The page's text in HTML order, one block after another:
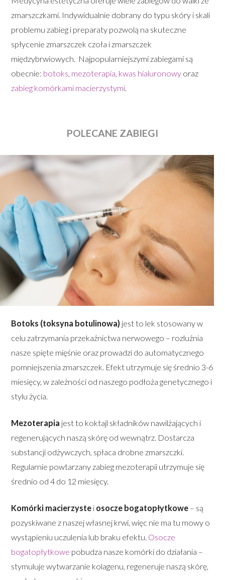
zmarszczkami. Indywidualnie dobrany do typu skóry i skali
problemu zabieg i preparaty pozwolą na skuteczne
spłycenie zmarszczek czoła i zmarszczek
międzybrwiowych. Najpopularniejszymi zabiegami są
obecnie: botoks, mezoterapia, kwas hialuronowyoraz
zabieg komórkami macierzystymi.
POLECANE ZABIEGI
Botoks (toksyna botulinowa) jest to lek stosowany w
celu zatrzymania przekaźnictwa nerwowego – rozluźnia
nasze spięte mięśnie oraz prowadzi do automatycznego
pomniejszenia zmarszczek. Efekt utrzymuje się średnio 3-6
miesięcy, w zależności od naszego podłoża genetycznego i
stylu życia.
Mezoterapia jest to koktajl składników nawilżających i
regenerujących naszą skórę od wewnątrz. Dostarcza
substancji odżywczych, spłaca drobne zmarszczki.
Regularnie powtarzany zabieg mezoterapii utrzymuje się
średnio od 4 do 12 miesięcy.
Komórki macierzyste i osocze bogatopłytkowe– są
pozyskiwane z naszej własnej krwi, więc nie ma tu mowy o
wystąpieniu uczulenia lub braku efektu. Osocze
bogatopłytkowe pobudza nasze komórki do działania –
stymuluje wytwarzanie kolagenu, regeneruje naszą skórę,